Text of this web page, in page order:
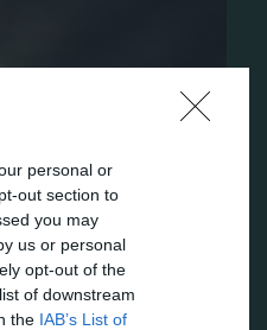
personal or
out section to
you may
us or personal
opt-out of the
of downstream
the IAB’s List of